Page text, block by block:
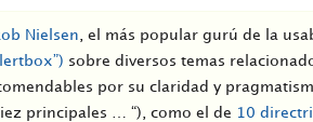
Nielsen , el más popular gurú de la
sobre diversos temas
por su claridad y
principales … “), como el de 10